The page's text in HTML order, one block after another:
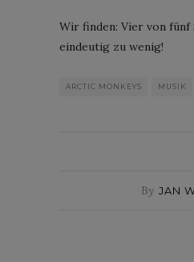
Wir finden: Vier von
eindeutig zu wenig!
ARCTIC MONKEYS MUSIK
By JAN